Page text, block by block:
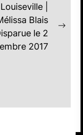
| Louiseville |
Blais
le 2
2017